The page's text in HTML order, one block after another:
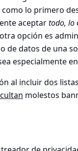
lo primero
aceptartodo, lo
opción es
de datos de una
especialmente
al incluir dos
molestos